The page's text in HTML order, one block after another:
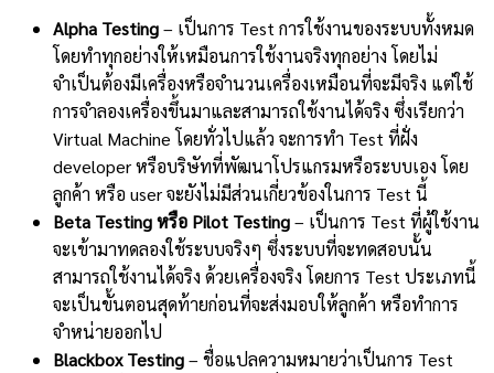
Alpha Testing– เป็นการ Test การใช้งานของระบบทั้งหมด
โดยทำทุกอย่างให้เหมือนการใช้งานจริงทุกอย่าง โดยไม่
จำเป็นต้องมีเครื่องหรือจำนวนเครื่องเหมือนที่จะมีจริง แต่ใช้
การจำลองเครื่องขึ้นมาและสามารถใช้งานได้จริง ซึ่งเรียกว่า
Virtual Machine โดยทั่วไปแล้ว จะการทำ Test ที่ฝั่ง
developer หรือบริษัทที่พัฒนาโปรแกรมหรือระบบเอง โดย
ลูกค้า หรือ user จะยังไม่มีส่วนเกี่ยวข้องในการ Test นี้
Beta Testingหรือ Pilot Testing– เป็นการ Test ที่ผู้ใช้งาน
จะเข้ามาทดลองใช้ระบบจริงๆ ซึ่งระบบที่จะทดสอบนั้น
สามารถใช้งานได้จริง ด้วยเครื่องจริง โดยการ Test ประเภทนี้
จะเป็นขั้นตอนสุดท้ายก่อนที่จะส่งมอบให้ลูกค้า หรือทำการ
จำหน่ายออกไป
Blackbox Testing– ชื่อแปลความหมายว่าเป็นการ Test